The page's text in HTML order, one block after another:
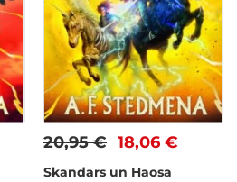
18,06 €
20,95 €
Skandars un Haosa